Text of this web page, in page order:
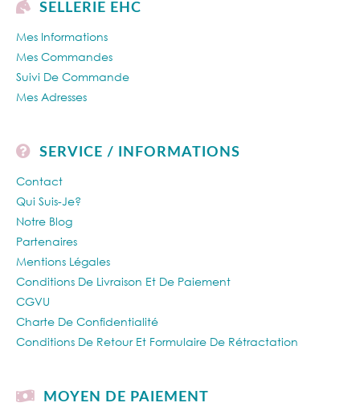
SELLERIE EHC
Mes Informations
Mes Commandes
Suivi De Commande
Mes Adresses
SERVICE / INFORMATIONS
Contact
Qui Suis-Je?
Notre Blog
Partenaires
Mentions Légales
Conditions De Livraison Et De Paiement
CGVU
Charte De Confidentialité
Conditions De Retour Et Formulaire De Rétractation
MOYEN DE PAIEMENT